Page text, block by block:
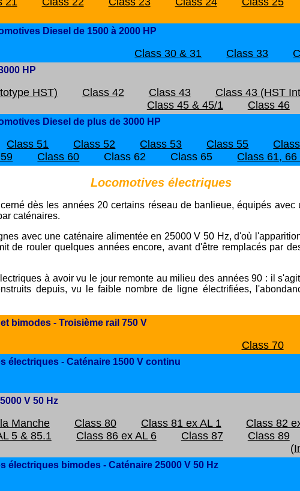
Diesel de 1500 à 2000 HP
Class 30 & 31 Class 33
HP
HST) Class 42 Class 43 Class 43 (HST
Class 45 & 45/1
Class 46
Diesel de plus de 3000 HP
Class 51 Class 52 Class 53 Class 55
Class 60 Class 62 Class 65 Class 61, 66
Locomotives électriques
dès les années 20 certains réseau de banlieue, équipés
caténaires.
avec une caténaire alimentée en 25000 V 50 Hz, d'où
de rouler quelques années encore, avant d'être remplacés par
à avoir vu le jour remonte au milieu des années 90 : il
depuis, vu le faible nombre de ligne électrifiées,
bimodes - Troisième rail 750 V
Class 70
électriques - Caténaire 1500 V continu
V 50 Hz
Manche Class 80 Class 81 ex AL 1 Class 82
5 & 85.1 Class 86 ex AL 6 Class 87 Class 89
(
électriques bimodes - Caténaire 25000 V 50 Hz